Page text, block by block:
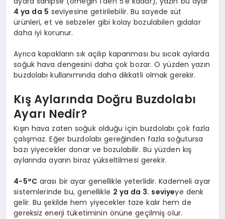
4 ya da 5 seviyesine getirilebilir. Bu sayede süt
ürünleri, et ve sebzeler gibi kolay bozulabilen gıdalar
daha iyi korunur.
Ayrıca kapakların sık açılıp kapanması bu sıcak aylarda
soğuk hava dengesini daha çok bozar. O yüzden yazın
buzdolabı kullanımında daha dikkatli olmak gerekir.
Kış Aylarında Doğru Buzdolabı
Ayarı Nedir?
Kışın hava zaten soğuk olduğu için buzdolabı çok fazla
çalışmaz. Eğer buzdolabı gereğinden fazla soğutursa
bazı yiyecekler donar ve bozulabilir. Bu yüzden kış
aylarında ayarın biraz yükseltilmesi gerekir.
4-5°Carası bir ayar genellikle yeterlidir. Kademeli ayar
sistemlerinde bu, genellikle 2 ya da 3. seviyeye denk
gelir. Bu şekilde hem yiyecekler taze kalır hem de
gereksiz enerji tüketiminin önüne geçilmiş olur.